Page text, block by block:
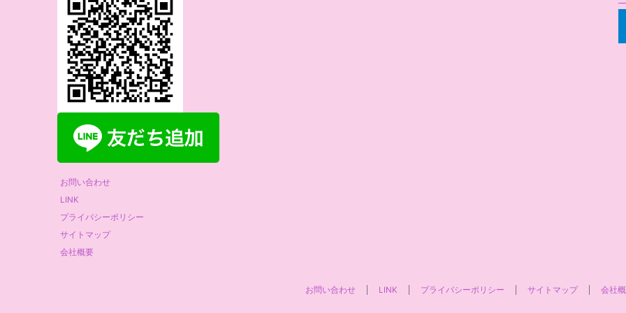
お問い合わせ
LINK
プライバシーポリシー
サイトマップ
会社概要
お問い合わせ LINK プライバシーポリシー サイトマップ 会社